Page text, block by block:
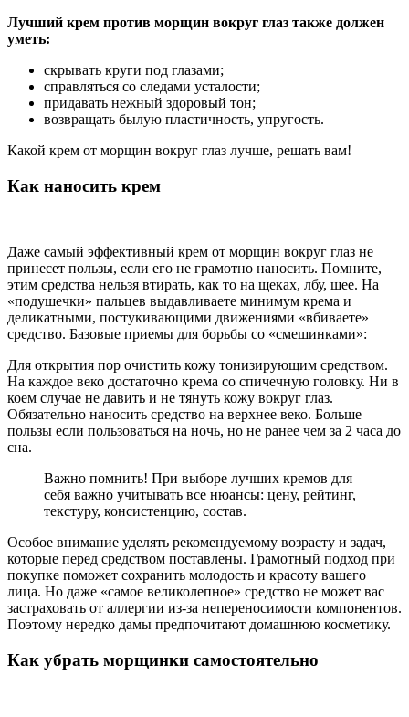
Лучший крем против морщин вокруг глаз также должен
уметь:
скрывать круги под глазами;
справляться со следами усталости;
придавать нежный здоровый тон;
возвращать былую пластичность, упругость.
Какой крем от морщин вокруг глаз лучше, решать вам!
Как наносить крем
Даже самый эффективный крем от морщин вокруг глаз не
принесет пользы, если его не грамотно наносить. Помните,
этим средства нельзя втирать, как то на щеках, лбу, шее. На
«подушечки» пальцев выдавливаете минимум крема и
деликатными, постукивающими движениями «вбиваете»
средство. Базовые приемы для борьбы со «смешинками»:
Для открытия пор очистить кожу тонизирующим средством.
На каждое веко достаточно крема со спичечную головку. Ни в
коем случае не давить и не тянуть кожу вокруг глаз.
Обязательно наносить средство на верхнее веко. Больше
пользы если пользоваться на ночь, но не ранее чем за 2 часа до
сна.
Важно помнить! При выборе лучших кремов для
себя важно учитывать все нюансы: цену, рейтинг,
текстуру, консистенцию, состав.
Особое внимание уделять рекомендуемому возрасту и задач,
которые перед средством поставлены. Грамотный подход при
покупке поможет сохранить молодость и красоту вашего
лица. Но даже «самое великолепное» средство не может вас
застраховать от аллергии из-за непереносимости компонентов.
Поэтому нередко дамы предпочитают домашнюю косметику.
Как убрать морщинки самостоятельно